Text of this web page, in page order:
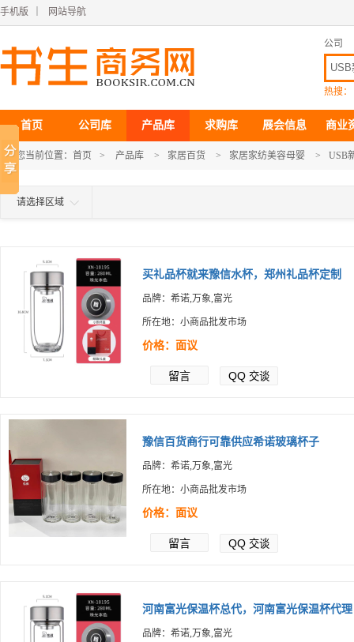
手机版 网站导航
公司
热搜：
首页 公司库 产品库 求购库 展会信息 商业
您当前位置： 首页 > 产品库 > 家居百货 > 家居家纺美容母婴 > USB
请选择区域
买礼品杯就来豫信水杯，郑州礼品杯定制
品牌：希诺,万象,富光
所在地：小商品批发市场
价格：面议
留言 QQ 交谈
豫信百货商行可靠供应希诺玻璃杯子
品牌：希诺,万象,富光
所在地：小商品批发市场
价格：面议
留言 QQ 交谈
河南富光保温杯总代，河南富光保温杯代理
品牌：希诺,万象,富光